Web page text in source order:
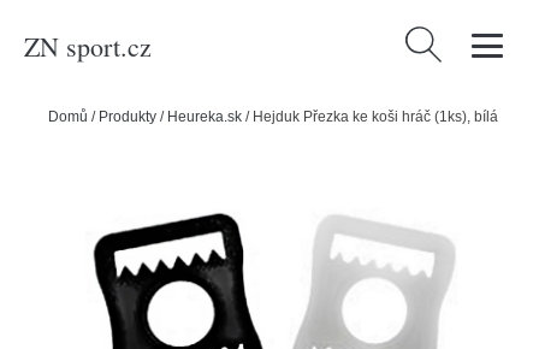
ZN sport.cz Vyhledávání
Domů / Produkty / Heureka.sk / Hejduk Přezka ke koši hráč (1ks), bílá